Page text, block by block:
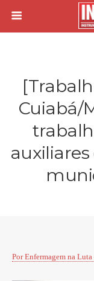
Cuiabá/
Por Enfermagem na